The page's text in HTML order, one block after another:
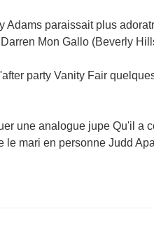
Adams paraissait plus
Mon Gallo (Beverly
party Vanity Fair
une analogue jupe Qu'il a
le mari en personne Judd